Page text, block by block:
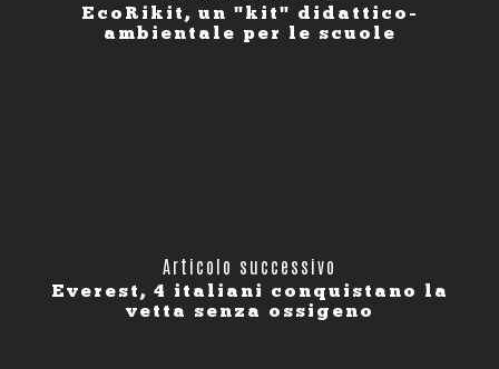
EcoRikit, un "kit" didattico-
ambientale per le scuole
Articolo successivo
Everest, 4 italiani conquistano la
vetta senza ossigeno